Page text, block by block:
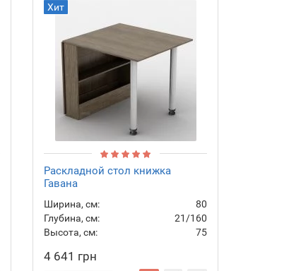
Хит
Раскладной стол книжка
Гавана
Ширина, см:
80
Глубина, см:
21/160
Высота, см:
75
4 641 грн